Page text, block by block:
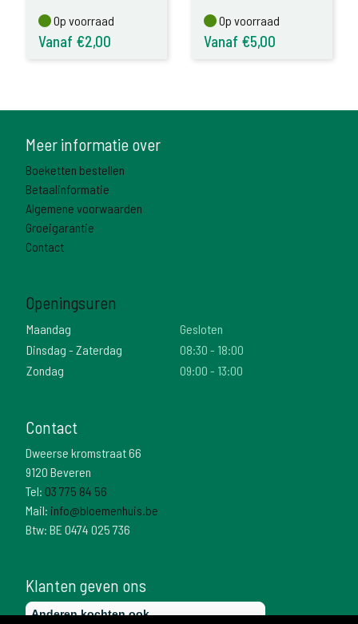
Op voorraad
Op voorraad
Vanaf €2,00
Op voorraad
Op voorraad
Vanaf €5,00
Meer informatie over
Boeketten bestellen
Betaalinformatie
Algemene voorwaarden
Groeigarantie
Contact
Openingsuren
Maandag
Gesloten
Dinsdag - Zaterdag
08:30 - 18:00
Zondag
09:00 - 13:00
Contact
Dweerse kromstraat 66
9120 Beveren
Tel: 03 775 84 56
Mail: info@bloemenhuis.be
Btw: BE 0474 025 736
Klanten geven ons